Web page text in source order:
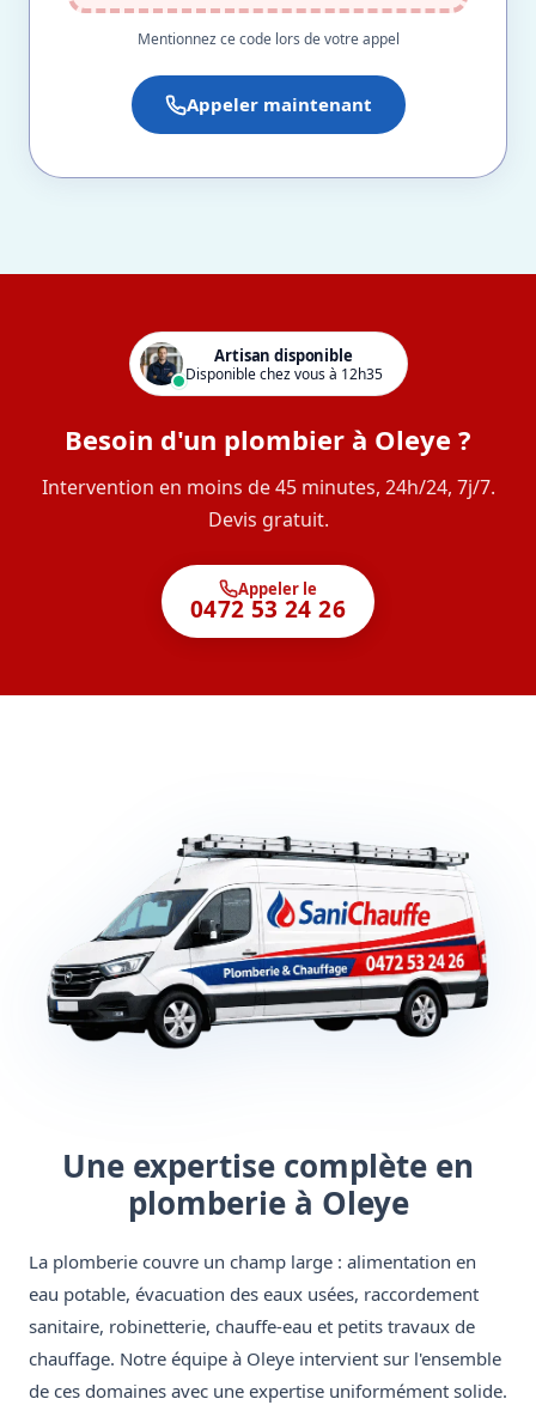
Mentionnez ce code lors de votre appel
Appeler maintenant
Artisan disponible
Disponible chez vous à 12h35
Besoin d'un plombier à Oleye ?
Intervention en moins de 45 minutes, 24h/24, 7j/7.
Devis gratuit.
Appeler le
0472 53 24 26
Une expertise complète en
plomberie à Oleye
La plomberie couvre un champ large : alimentation en
eau potable, évacuation des eaux usées, raccordement
sanitaire, robinetterie, chauffe-eau et petits travaux de
chauffage. Notre équipe à Oleye intervient sur l'ensemble
de ces domaines avec une expertise uniformément solide.